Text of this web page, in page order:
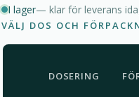
I lager— klar för leverans
VÄLJ DOS OCH
DOSERING